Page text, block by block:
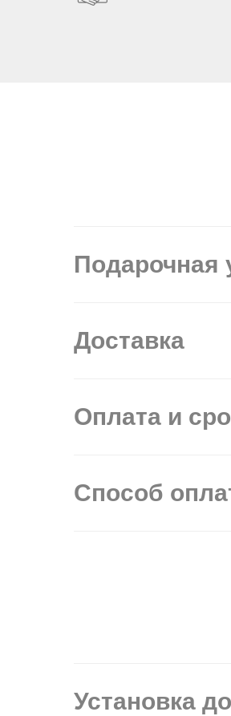
Подарочная
Доставка
Оплата и
Способ
Установка